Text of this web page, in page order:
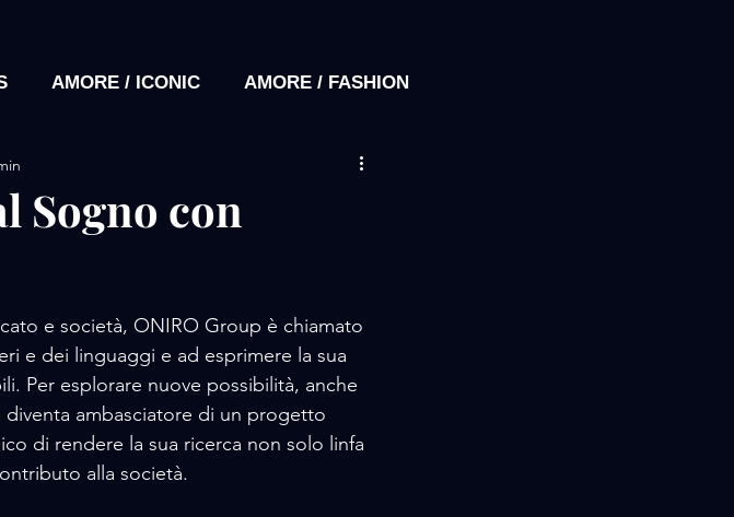
AMORE / ICONIC AMORE / FASHION
/ MOTORS / SPORT AMORE / MUSIC
PERFUME
WHATCHES AMORE / EVENTS
Sogno con
e società, ONIRO Group è chiamato
e dei linguaggi e ad esprimere la sua
Per esplorare nuove possibilità, anche
ambasciatore di un progetto
di rendere la sua ricerca non solo linfa
alla società.